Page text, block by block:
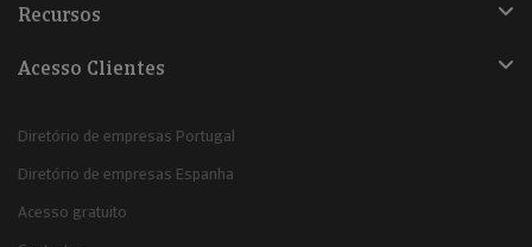
Recursos
Acesso Clientes
Diretório de empresas Portugal
Diretório de empresas Espanha
Acesso gratuito